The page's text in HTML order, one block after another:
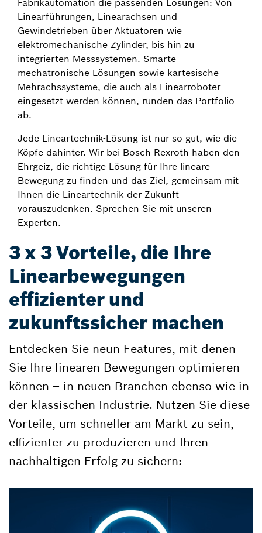
Fabrikautomation die passenden Lösungen: Von
Linearführungen, Linearachsen und
Gewindetrieben über Aktuatoren wie
elektromechanische Zylinder, bis hin zu
integrierten Messsystemen. Smarte
mechatronische Lösungen sowie kartesische
Mehrachssysteme, die auch als Linearroboter
eingesetzt werden können, runden das Portfolio
ab.
Jede Lineartechnik-Lösung ist nur so gut, wie die
Köpfe dahinter. Wir bei Bosch Rexroth haben den
Ehrgeiz, die richtige Lösung für Ihre lineare
Bewegung zu finden und das Ziel, gemeinsam mit
Ihnen die Lineartechnik der Zukunft
vorauszudenken. Sprechen Sie mit unseren
Experten.
3 x 3 Vorteile, die Ihre
Linearbewegungen
effizienter und
zukunftssicher machen
Entdecken Sie neun Features, mit denen
Sie Ihre linearen Bewegungen optimieren
können – in neuen Branchen ebenso wie in
der klassischen Industrie. Nutzen Sie diese
Vorteile, um schneller am Markt zu sein,
effizienter zu produzieren und Ihren
nachhaltigen Erfolg zu sichern: